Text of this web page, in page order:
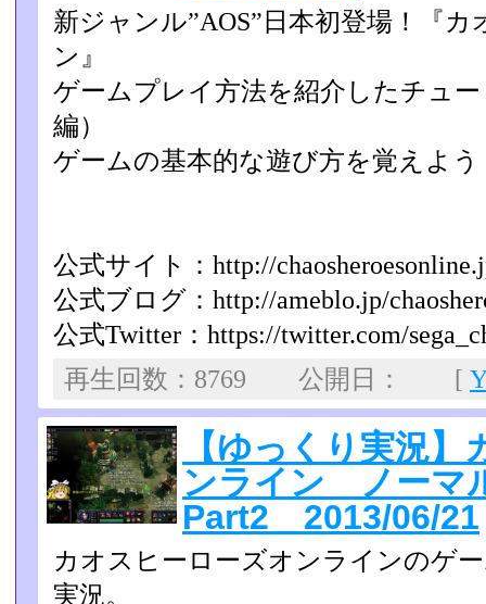
新ジャンル”AOS”日本初登場！『
ン』
ゲームプレイ方法を紹介したチュ
編）
ゲームの基本的な遊び方を覚えよう
公式サイト：http://
公式ブログ：http://ameblo.jp/
公式Twitter：https://twitter.com/
再生回数：8769 公開日： [
【ゆっくり実況
ンライン ノーマ
Part2 2013/06/21
カオスヒーローズオンラインのゲ
実況。